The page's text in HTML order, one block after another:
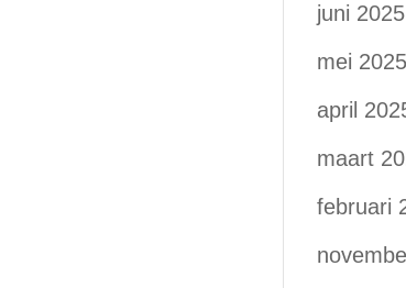
juni 2025
mei 2025
april
maart
februari